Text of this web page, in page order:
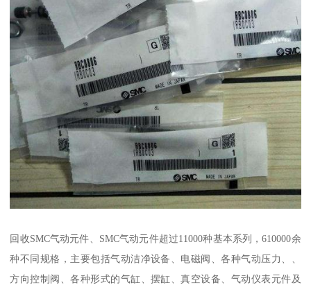
回收SMC气动元件、SMC气动元件超过11000种基本系列，610000余
种不同规格，主要包括气动洁净设备、电磁阀、各种气动压力、、
方向控制阀、各种形式的气缸、摆缸、真空设备、气动仪表元件及